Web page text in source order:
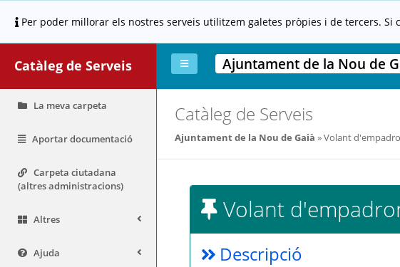
Per poder millorar els nostres serveis utilitzem galetes pròpies i de tercers.
Catàleg de Serveis
La meva carpeta
Aportar documentació
Carpeta ciutadana
(altres administracions)
Altres
Ajuda
Ajuntament de la Nou de
Catàleg de Serveis
Ajuntament de la Nou de Gaià Volant
Volant
Descripció